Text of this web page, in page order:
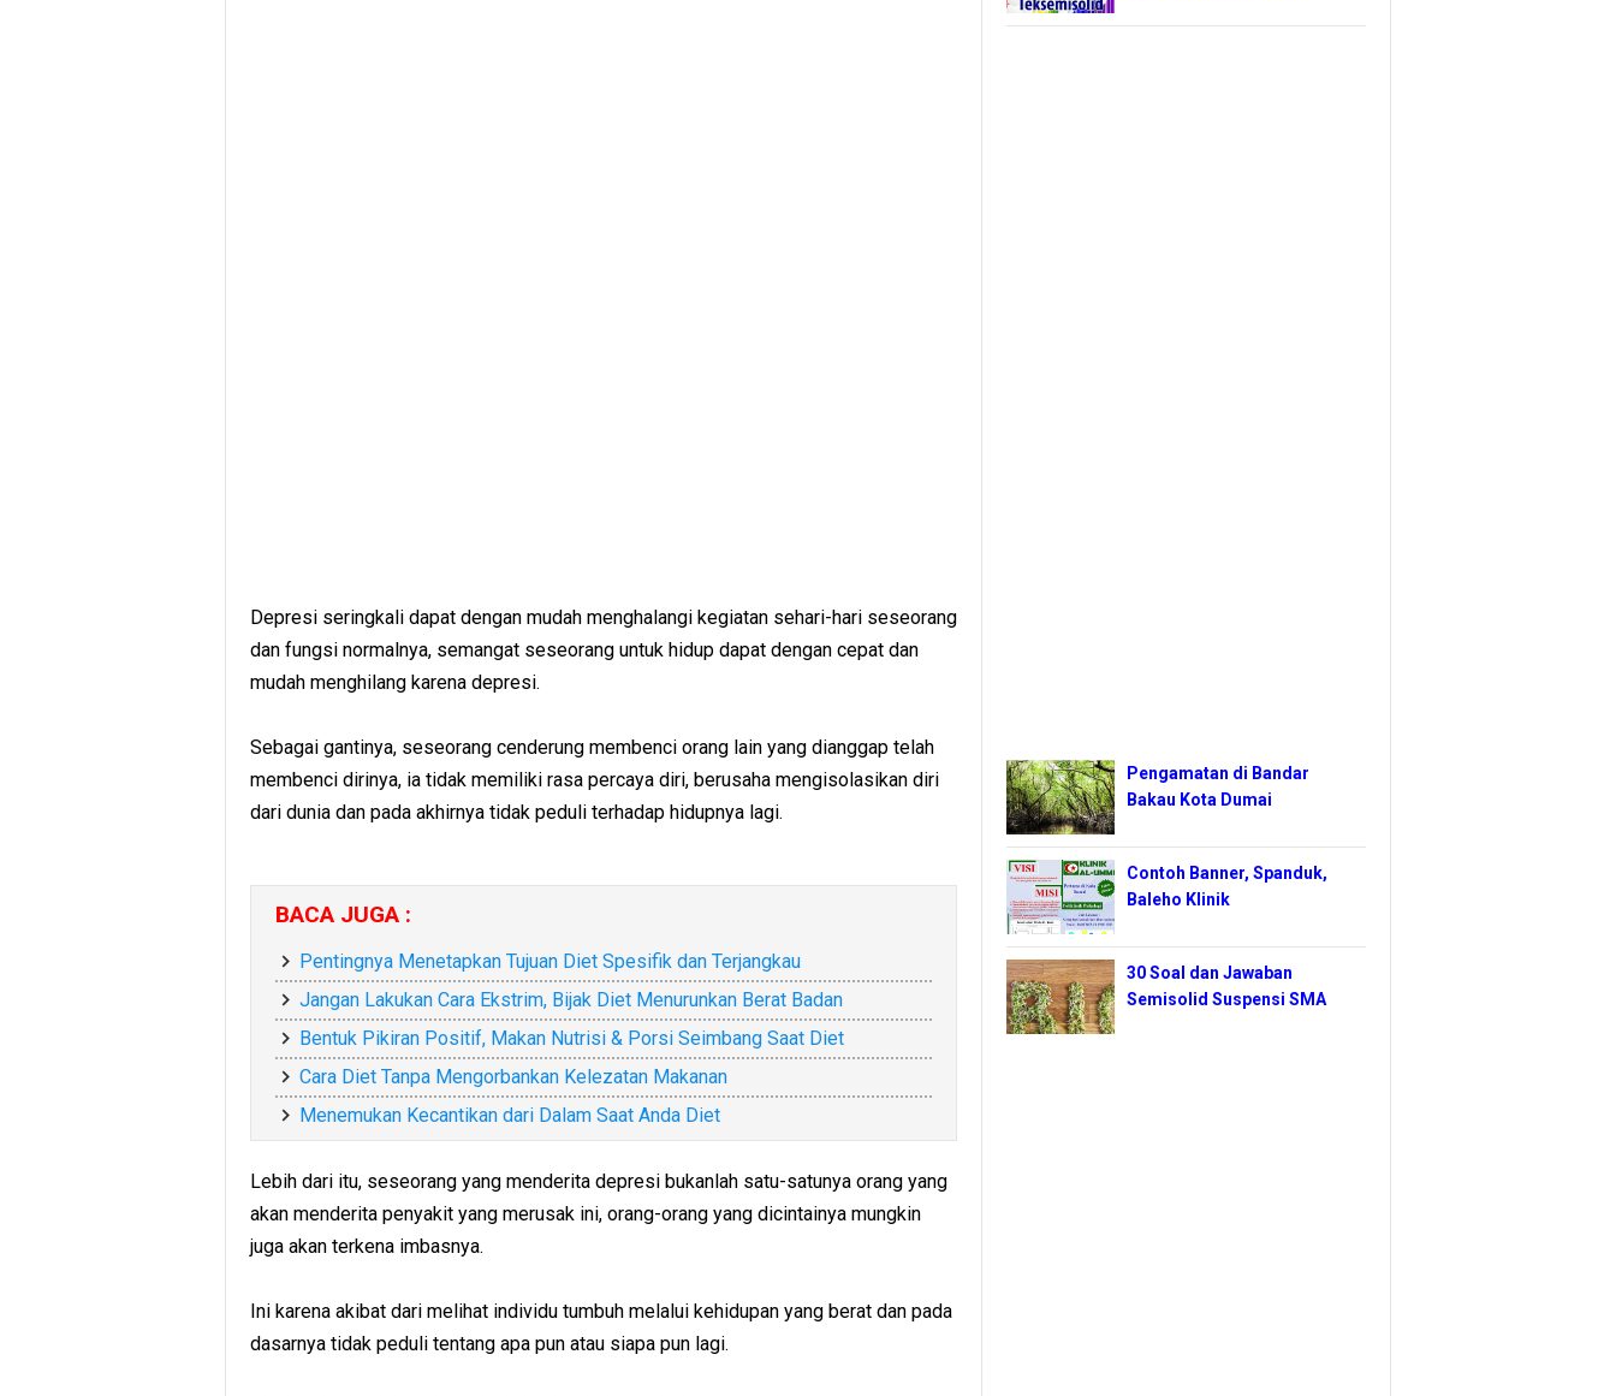
Depresi seringkali dapat dengan mudah menghalangi kegiatan sehari-hari seseorang
dan fungsi normalnya, semangat seseorang untuk hidup dapat dengan cepat dan
mudah menghilang karena depresi.
Sebagai gantinya, seseorang cenderung membenci orang lain yang dianggap telah
membenci dirinya, ia tidak memiliki rasa percaya diri, berusaha mengisolasikan diri
dari dunia dan pada akhirnya tidak peduli terhadap hidupnya lagi.
BACA JUGA :
Pentingnya Menetapkan Tujuan Diet Spesifik dan Terjangkau
Jangan Lakukan Cara Ekstrim, Bijak Diet Menurunkan Berat Badan
Bentuk Pikiran Positif, Makan Nutrisi & Porsi Seimbang Saat Diet
Cara Diet Tanpa Mengorbankan Kelezatan Makanan
Menemukan Kecantikan dari Dalam Saat Anda Diet
Lebih dari itu, seseorang yang menderita depresi bukanlah satu-satunya orang yang
akan menderita penyakit yang merusak ini, orang-orang yang dicintainya mungkin
juga akan terkena imbasnya.
Ini karena akibat dari melihat individu tumbuh melalui kehidupan yang berat dan pada
dasarnya tidak peduli tentang apa pun atau siapa pun lagi.
Pengamatan di Bandar
Bakau Kota Dumai
Contoh Banner, Spanduk,
Baleho Klinik
30 Soal dan Jawaban
Semisolid Suspensi SMA